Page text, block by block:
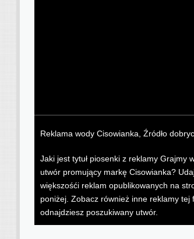
Reklama wody Cisowianka, Źródło
Jaki jest tytuł piosenki z reklamy Grajmy
utwór promujący markę Cisowianka?
większośći reklam opublikowanych na
poniżej. Zobacz również inne reklamy
odnajdziesz poszukiwany utwór.